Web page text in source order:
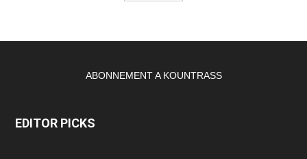
ABONNEMENT A KOUNTRASS
EDITOR PICKS